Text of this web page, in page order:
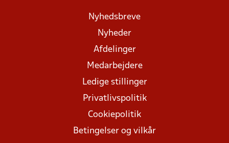
Nyhedsbreve
Nyheder
Afdelinger
Medarbejdere
Ledige stillinger
Privatlivspolitik
Cookiepolitik
Betingelser og vilkår